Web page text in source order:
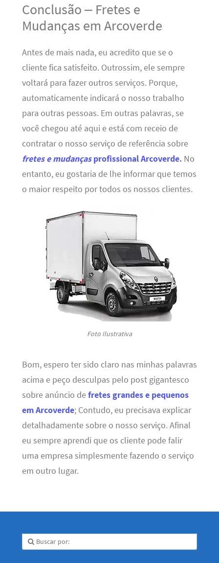
Conclusão – Fretes e
Mudanças em Arcoverde
Antes de mais nada, eu acredito que se o
cliente fica satisfeito. Outrossim, ele sempre
voltará para fazer outros serviços. Porque,
automaticamente indicará o nosso trabalho
para outras pessoas. Em outras palavras, se
você chegou até aqui e está com receio de
contratar o nosso serviço de referência sobre
fretes e mudançasprofissional Arcoverde.No
entanto, eu gostaria de lhe informar que temos
o maior respeito por todos os nossos clientes.
Foto Ilustrativa
Bom, espero ter sido claro nas minhas palavras
acima e peço desculpas pelo post gigantesco
sobre anúncio defretes grandes e pequenos
em Arcoverde; Contudo, eu precisava explicar
detalhadamente sobre o nosso serviço. Afinal
eu sempre aprendi que os cliente pode falir
uma empresa simplesmente fazendo o serviço
em outro lugar.